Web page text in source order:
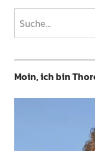
Moin, ich bin